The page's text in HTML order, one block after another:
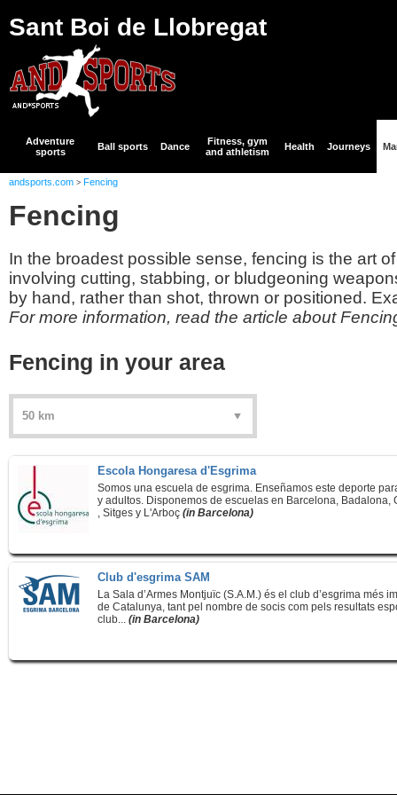
Sant Boi de Llobregat
Adventure
sports
Ball sports Dance
Fitness, gym
and athletism
Health Journeys
andsports.com > Fencing
Fencing
In the broadest possible sense, fencing is the art
involving cutting, stabbing, or bludgeoning
by hand, rather than shot, thrown or positioned.
For more information, read the article about
Fencing in your area
Escola Hongaresa d'Esgrima
Somos una escuela de esgrima. Enseñamos este deporte
y adultos. Disponemos de escuelas en Barcelona, Badalona,
, Sitges y L'Arboç (in Barcelona)
Club d'esgrima SAM
La Sala d’Armes Montjuïc (S.A.M.) és el club d’esgrima més
de Catalunya, tant pel nombre de socis com pels resultats
club... (in Barcelona)